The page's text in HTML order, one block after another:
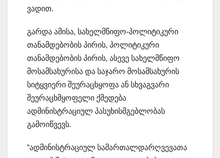
ვადით.
გარდა ამისა, სახელმწიფო-პოლიტიკური
თანამდებობის პირის, პოლიტიკური
თანამდებობის პირის, ასევე სახელმწიფო
მოსამსახურისა და საჯარო მოსამსახურის
სიტყვიერი შეურაცხყოფა ან სხვაგვარი
შეურაცხმყოფელი ქმედება
ადმინისტრაციულ პასუხისმგებლობას
გამოიწვევს.
“ადმინისტრაციულ სამართალდარღვევათა